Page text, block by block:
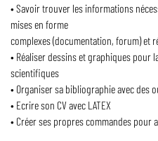
• Savoir trouver les informations
mises en forme
complexes (documentation, forum) et
• Réaliser dessins et graphiques pour
scientifiques
• Organiser sa bibliographie avec des
• Ecrire son CV avec LATEX
• Créer ses propres commandes pour